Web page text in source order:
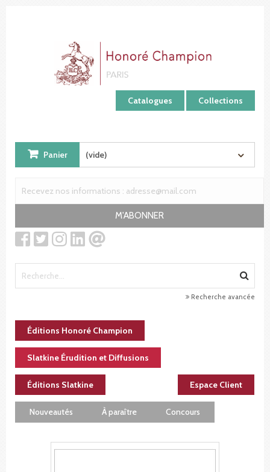
Catalogues Collections
Panier (vide)
M'ABONNER
Recherche avancée
Éditions Honoré Champion
Slatkine Érudition et Diffusions
Éditions Slatkine Espace Client
Nouveautés À paraître Concours